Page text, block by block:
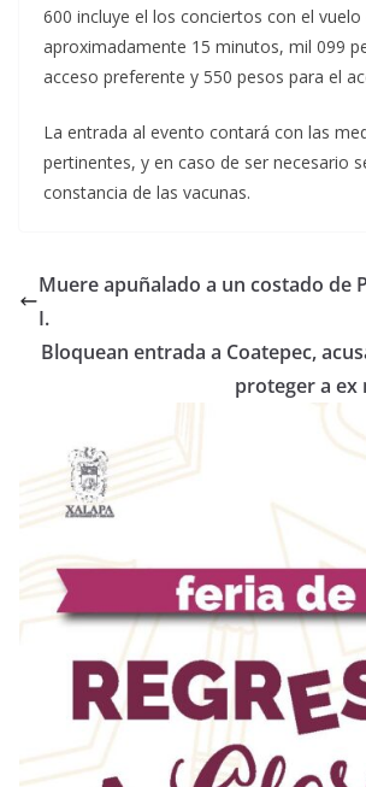
600 incluye el los conciertos con el vuelo
aproximadamente 15 minutos, mil 099
acceso preferente y 550 pesos para el
La entrada al evento contará con las
pertinentes, y en caso de ser necesario
constancia de las vacunas.
Muere apuñalado a un costado de
I.
Bloquean entrada a Coatepec,
proteger a ex